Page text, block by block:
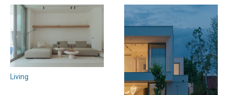
Living